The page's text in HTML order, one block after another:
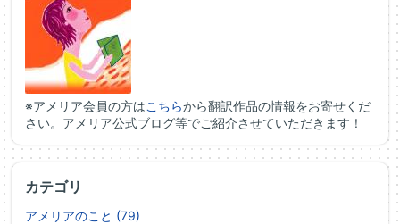
※アメリア会員の方はこちらから翻訳作品の情報をお寄せくだ
さい。アメリア公式ブログ等でご紹介させていただきます！
カテゴリ
アメリアのこと (79)